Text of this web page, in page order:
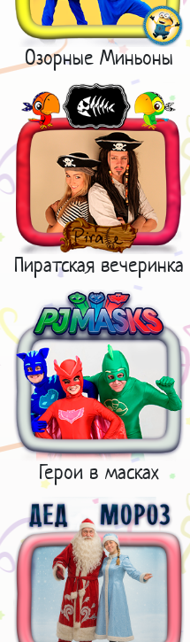
Озорные Миньоны
Пиратская вечеринка
Герои в масках